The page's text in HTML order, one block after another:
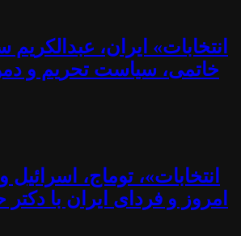
خاتمی، سیاست تحریم و
امروز و فردای ایران با